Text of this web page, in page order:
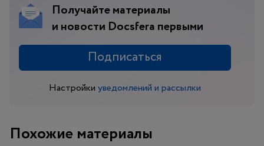
Получайте материалы
и новости Docsfera первыми
Настройки уведомлений и рассылки
Подписаться
Похожие материалы